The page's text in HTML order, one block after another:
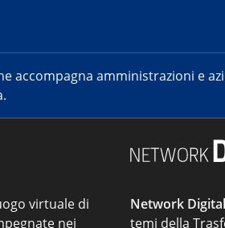
accompagna amministrazioni e
virtuale di
nei
Network
temi della